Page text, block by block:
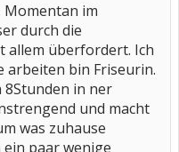
Momentan im
durch die
allem überfordert. Ich
arbeiten bin Friseurin.
8Stunden in ner
und macht
was zuhause
ein paar wenige